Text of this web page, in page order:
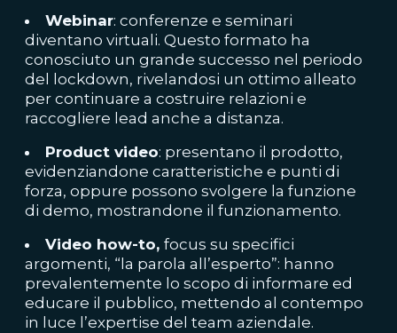
Webinar: conferenze e seminari
diventano virtuali. Questo formato ha
conosciuto un grande successo nel periodo
del lockdown, rivelandosi un ottimo alleato
per continuare a costruire relazioni e
raccogliere lead anche a distanza.
Product video: presentano il prodotto,
evidenziandone caratteristiche e punti di
forza, oppure possono svolgere la funzione
di demo, mostrandone il funzionamento.
Video how-to, focus su specifici
argomenti, “la parola all’esperto”: hanno
prevalentemente lo scopo di informare ed
educare il pubblico, mettendo al contempo
in luce l’expertise del team aziendale.